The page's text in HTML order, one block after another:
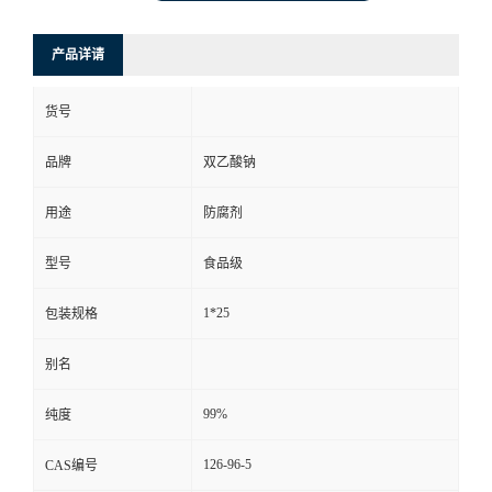
产品详请
货号
品牌 双乙酸钠
用途 防腐剂
型号 食品级
包装规格 1*25
别名
纯度 99%
CAS编号 126-96-5